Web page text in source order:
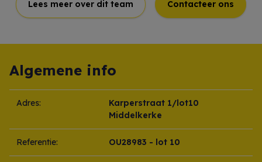
Lees meer over dit team Contacteer ons
Algemene info
Adres:
Karperstraat 1/lot10
Middelkerke
Referentie: OU28983 - lot 10